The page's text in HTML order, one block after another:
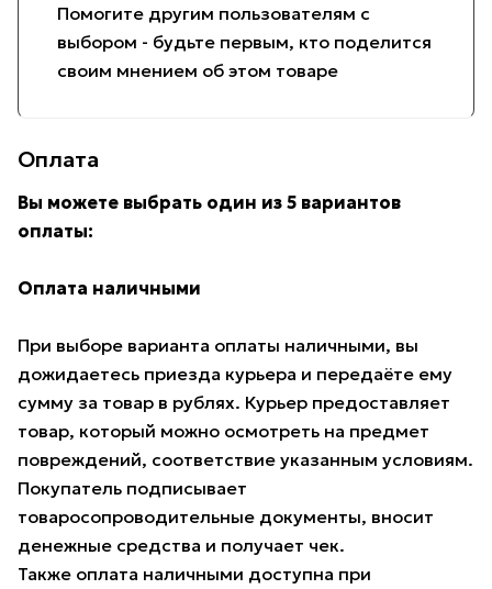
Помогите другим пользователям с
выбором - будьте первым, кто поделится
своим мнением об этом товаре
Оплата
Вы можете выбрать один из 5 вариантов
оплаты:
Оплата наличными
При выборе варианта оплаты наличными, вы
дожидаетесь приезда курьера и передаёте ему
сумму за товар в рублях. Курьер предоставляет
товар, который можно осмотреть на предмет
повреждений, соответствие указанным условиям.
Покупатель подписывает
товаросопроводительные документы, вносит
денежные средства и получает чек.
Также оплата наличными доступна при